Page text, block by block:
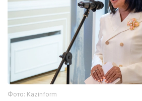
Фото: Kazinform